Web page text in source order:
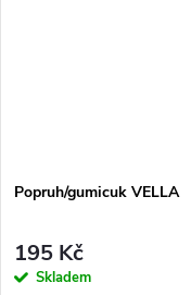
Popruh/gumicuk VELLA
195 Kč
Skladem